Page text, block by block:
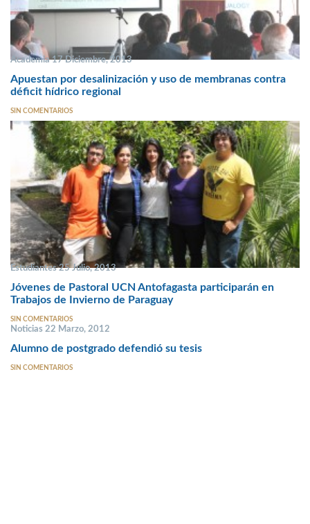
Academia 17 Diciembre, 2013
Apuestan por desalinización y uso de membranas contra
déficit hídrico regional
SIN COMENTARIOS
Estudiantes 25 Julio, 2013
Jóvenes de Pastoral UCN Antofagasta participarán en
Trabajos de Invierno de Paraguay
SIN COMENTARIOS
Noticias 22 Marzo, 2012
Alumno de postgrado defendió su tesis
SIN COMENTARIOS